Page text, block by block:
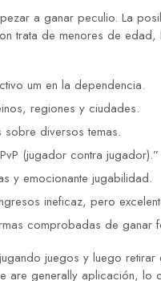
a ganar peculio. La
trata de menores de edad,
um en la dependencia.
regiones y ciudades.
sobre diversos temas.
(jugador contra
y emocionante jugabilidad.
ineficaz, pero
comprobadas de ganar
juegos y luego retirar
are generally aplicación,